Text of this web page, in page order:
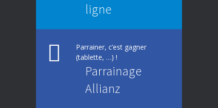
ligne
Parrainer, c’est gagner
(tablette, …) !
Parrainage
Allianz